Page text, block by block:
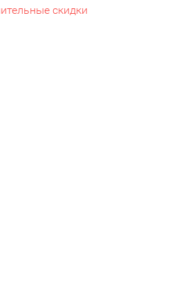
скидки